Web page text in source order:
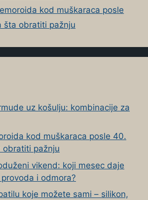
kod muškaraca posle
šta obratiti pažnju
uz košulju: kombinacije za
kod muškaraca posle 40.
obratiti pažnju
vikend: koji mesec daje
i odmora?
koje možete sami – silikon,